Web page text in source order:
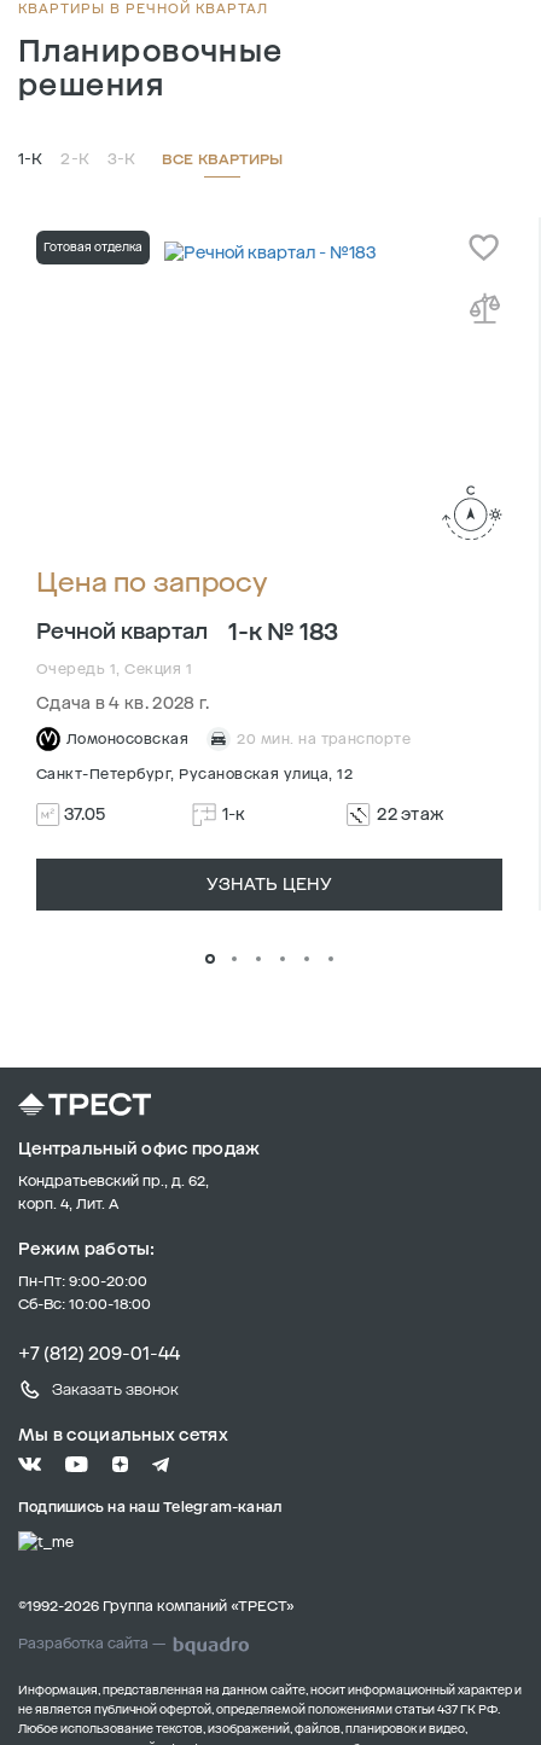
КВАРТИРЫ В РЕЧНОЙ КВАРТАЛ
Планировочные
решения
1-К 2-К 3-К ВСЕ КВАРТИРЫ
Готовая отделка
Цена по запросу
Речной квартал 1-к № 183
Очередь 1, Секция 1
Сдача в 4 кв. 2028 г.
Ломоносовская 20 мин. на транспорте
Санкт-Петербург, Русановская улица, 12
37.05 1-к 22 этаж
УЗНАТЬ ЦЕНУ
Центральный офис продаж
Кондратьевский пр., д. 62,
корп. 4, Лит. А
Режим работы:
Пн-Пт: 9:00-20:00
Сб-Вс: 10:00-18:00
+7 (812) 209-01-44
Заказать звонок
Мы в социальных сетях
Подпишись на наш Telegram-канал
©1992-2026 Группа компаний «ТРЕСТ»
Разработка сайта —
Информация, представленная на данном сайте, носит информационный характер и
не является публичной офертой, определяемой положениями статьи 437 ГК РФ.
Любое использование текстов, изображений, файлов, планировок и видео,